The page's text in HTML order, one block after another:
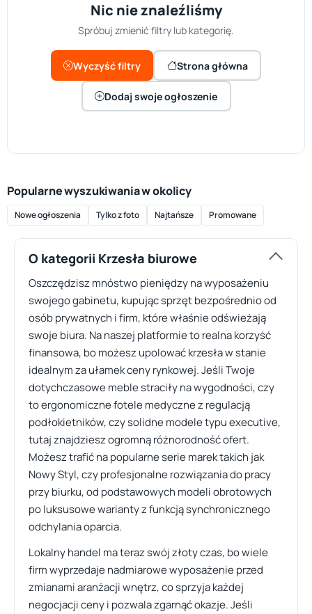
Nic nie znaleźliśmy
Spróbuj zmienić filtry lub kategorię.
Wyczyść filtry Strona główna
Dodaj swoje ogłoszenie
Popularne wyszukiwania w okolicy
Nowe ogłoszenia Tylko z foto Najtańsze Promowane
O kategorii Krzesła biurowe
Oszczędzisz mnóstwo pieniędzy na wyposażeniu
swojego gabinetu, kupując sprzęt bezpośrednio od
osób prywatnych i firm, które właśnie odświeżają
swoje biura. Na naszej platformie to realna korzyść
finansowa, bo możesz upolować krzesła w stanie
idealnym za ułamek ceny rynkowej. Jeśli Twoje
dotychczasowe meble straciły na wygodności, czy
to ergonomiczne fotele medyczne z regulacją
podłokietników, czy solidne modele typu executive,
tutaj znajdziesz ogromną różnorodność ofert.
Możesz trafić na popularne serie marek takich jak
Nowy Styl, czy profesjonalne rozwiązania do pracy
przy biurku, od podstawowych modeli obrotowych
po luksusowe warianty z funkcją synchronicznego
odchylania oparcia.
Lokalny handel ma teraz swój złoty czas, bo wiele
firm wyprzedaje nadmiarowe wyposażenie przed
zmianami aranżacji wnętrz, co sprzyja każdej
negocjacji ceny i pozwala zgarnąć okazje. Jeśli